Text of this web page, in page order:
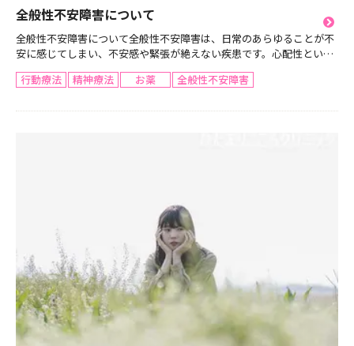
全般性不安障害について
全般性不安障害について全般性不安障害は、日常のあらゆることが不
安に感じてしまい、不安感や緊張が絶えない疾患です。心配性という
できないと感じることが特徴であり、ほとんどの日に生じ、...
行動療法 精神療法 お薬 全般性不安障害